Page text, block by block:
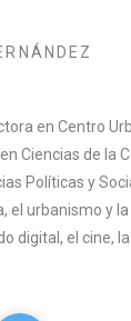
en Centro
Ciencias de la
Políticas y
el urbanismo y
digital, el cine,